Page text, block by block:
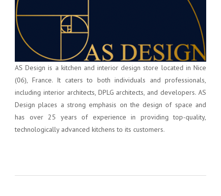
AS Design is a kitchen and interior design store located in Nice
(06), France. It caters to both individuals and professionals,
including interior architects, DPLG architects, and developers. AS
Design places a strong emphasis on the design of space and
has over 25 years of experience in providing top-quality,
technologically advanced kitchens to its customers.